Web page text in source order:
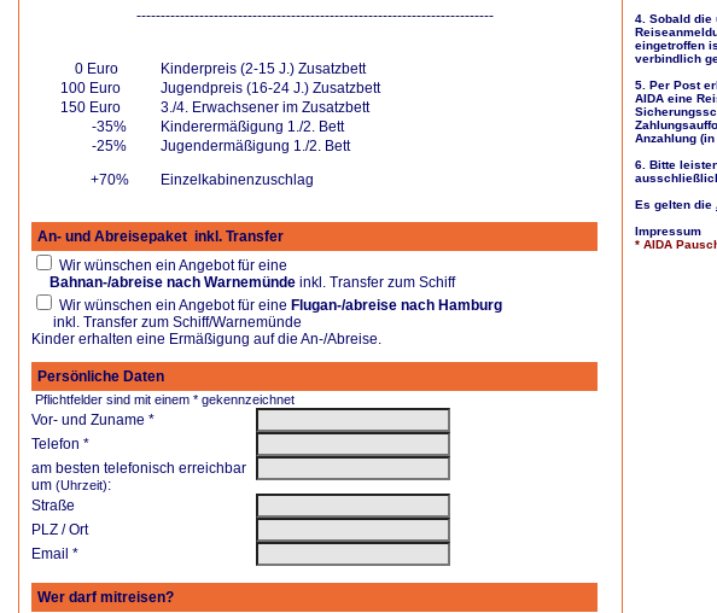
--------------------------------------------------------------------------
0 Euro
Kinderpreis (2-15 J.) Zusatzbett
100 Euro
Jugendpreis (16-24 J.) Zusatzbett
150 Euro
3./4. Erwachsener im Zusatzbett
-35%
Kinderermäßigung 1./2. Bett
-25%
Jugendermäßigung 1./2. Bett
+70%
Einzelkabinenzuschlag
An- und Abreisepaket inkl. Transfer
Wir wünschen ein Angebot für eine
Bahnan-/abreise nach Warnemünde inkl. Transfer zum Schiff
Wir wünschen ein Angebot für eine Flugan-/abreise nach Hamburg
inkl. Transfer zum Schiff/Warnemünde
Kinder erhalten eine Ermäßigung auf die An-/Abreise.
Persönliche Daten
Pflichtfelder sind mit einem * gekennzeichnet
Vor- und Zuname *
Telefon *
am besten telefonisch erreichbar
um (Uhrzeit):
Straße
PLZ / Ort
Email *
Wer darf mitreisen?
4. Sobald die
eingetroffen
verbindlich
5. Per Post
AIDA eine
Anzahlung
6. Bitte
Es gelten die
Impressum
* AIDA